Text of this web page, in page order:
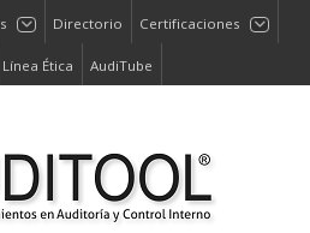
Directorio Certificaciones
Línea Ética AudiTube